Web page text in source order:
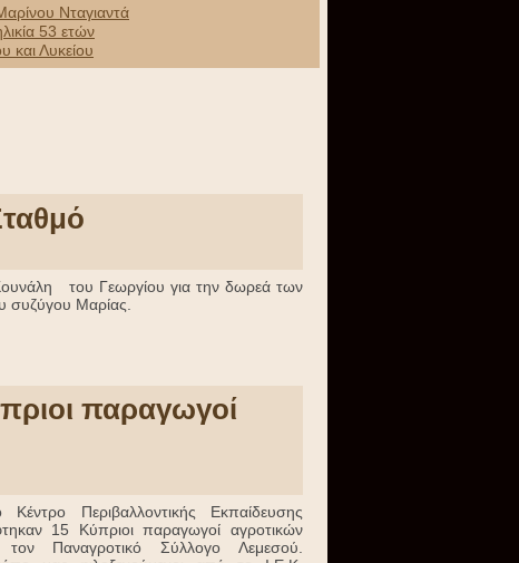
Νταγιαντά
53 ετών
και Λυκείου
του Γεωργίου για την δωρεά των
συζύγου Μαρίας.
παραγωγοί
Περιβαλλοντικής Εκπαίδευσης
15 Κύπριοι παραγωγοί αγροτικών
Παναγροτικό Σύλλογο Λεμεσού.